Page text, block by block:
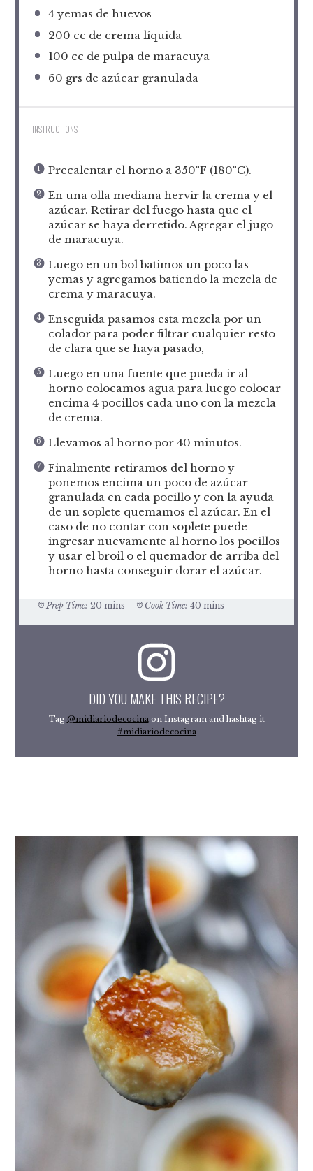
4yemas de huevos
200 cc de crema líquida
100 cc de pulpa de maracuya
60 grs de azúcar granulada
INSTRUCTIONS
Precalentar el horno a 350°F (180°C).
En una olla mediana hervir la crema y el
azúcar. Retirar del fuego hasta que el
azúcar se haya derretido. Agregar el jugo
de maracuya.
Luego en un bol batimos un poco las
yemas y agregamos batiendo la mezcla de
crema y maracuya.
Enseguida pasamos esta mezcla por un
colador para poder filtrar cualquier resto
de clara que se haya pasado,
Luego en una fuente que pueda ir al
horno colocamos agua para luego colocar
encima 4 pocillos cada uno con la mezcla
de crema.
Llevamos al horno por 40 minutos.
Finalmente retiramos del horno y
ponemos encima un poco de azúcar
granulada en cada pocillo y con la ayuda
de un soplete quemamos el azúcar. En el
caso de no contar con soplete puede
ingresar nuevamente al horno los pocillos
y usar el broil o el quemador de arriba del
horno hasta conseguir dorar el azúcar.
Prep Time: 20 mins Cook Time: 40 mins
DID YOU MAKE THIS RECIPE?
Tag @midiariodecocina on Instagram and hashtag it
#midiariodecocina